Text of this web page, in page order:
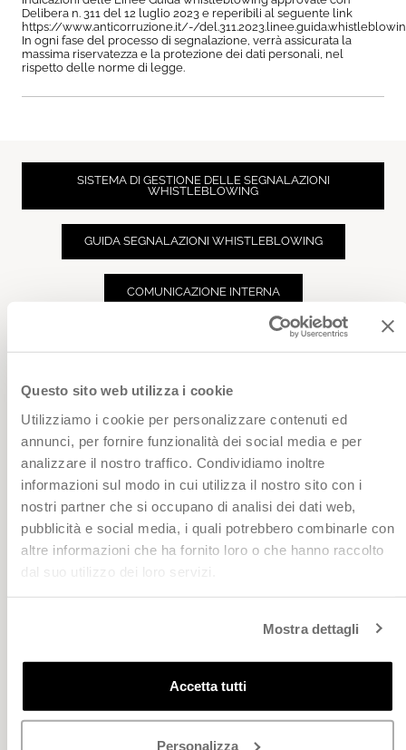
Questo sito web utilizza i cookie
Utilizziamo i cookie per personalizzare contenuti ed
annunci, per fornire funzionalità dei social media e per
analizzare il nostro traffico. Condividiamo inoltre
informazioni sul modo in cui utilizza il nostro sito con i
nostri partner che si occupano di analisi dei dati web,
pubblicità e social media, i quali potrebbero combinarle con
altre informazioni che ha fornito loro o che hanno raccolto
dal suo utilizzo dei loro servizi.
Mostra dettagli
Accetta tutti
Personalizza
Delibera n. 311 del 12 luglio 2023 e reperibili al seguente link
https://www.anticorruzione.it/-/
In ogni fase del processo di segnalazione, verrà assicurata la
massima riservatezza e la protezione dei dati personali, nel
rispetto delle norme di legge.
SISTEMA DI GESTIONE DELLE SEGNALAZIONI
WHISTLEBLOWING
GUIDA SEGNALAZIONI WHISTLEBLOWING
COMUNICAZIONE INTERNA
Siamo qui per te
Da Lunedì a Venerdì
8:00 - 13:00 / 14:00 - 17:00 (festività escluse)
Whatsapp
Scrivici
Fidelity Club